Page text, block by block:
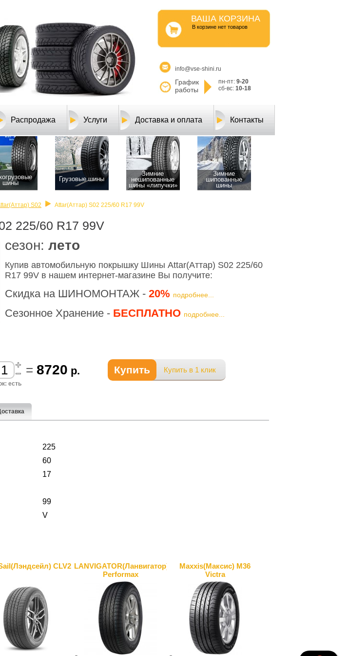
ВАША КОРЗИНА
B корзине нет товаров
info@vse-shini.ru
График
работы
пн-пт: 9-20
сб-вс: 10-18
Распродажа Услуги Доставка и оплата Контакты
шины
Грузовые шины
Зимние
нешипованные
шины «липучки»
Зимние
шипованные
шины
S02 Attar(Аттар) S02 225/60 R17 99V
225/60 R17 99V
cезон: лето
Купив автомобильную покрышку Шины Attar(Аттар) S02 225/60
R17 99V в нашем интернет-магазине Вы получите:
Скидка на ШИНОМОНТАЖ - 20% подробнее...
Сезонное Хранение - БЕСПЛАТНО подробнее...
= 8720 р. Купить Купить в 1 клик
есть
225
60
17
99
V
CLV2 LANVIGATOR(Ланвигатор)
Performax
Maxxis(Максис) M36
Victra